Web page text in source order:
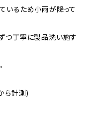
いるため小雨が降って
つ丁寧に製品洗い施す
ら計測)